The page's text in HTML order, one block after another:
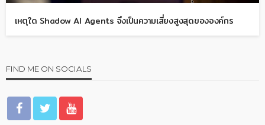
เหตุใด Shadow AI Agents จึงเป็นความเสี่ยงสูงสุดขององค์กร
FIND ME ON SOCIALS